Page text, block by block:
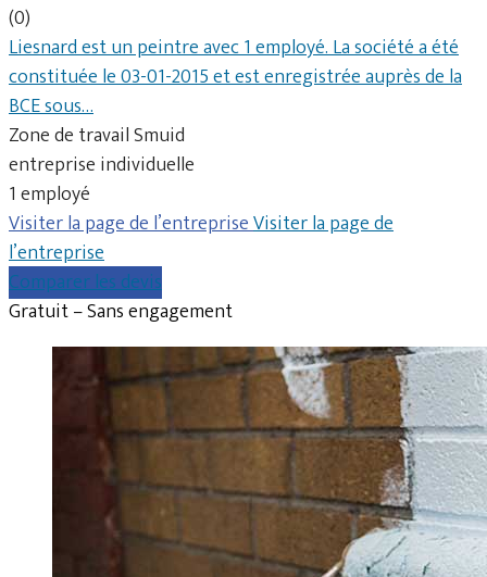
(0)
Liesnard est un peintre avec 1 employé. La société a été
constituée le 03-01-2015 et est enregistrée auprès de la
BCE sous…
Zone de travail Smuid
entreprise individuelle
1 employé
Visiter la page de l’entrepriseVisiter la page de
l’entreprise
Comparer les devis
Gratuit – Sans engagement